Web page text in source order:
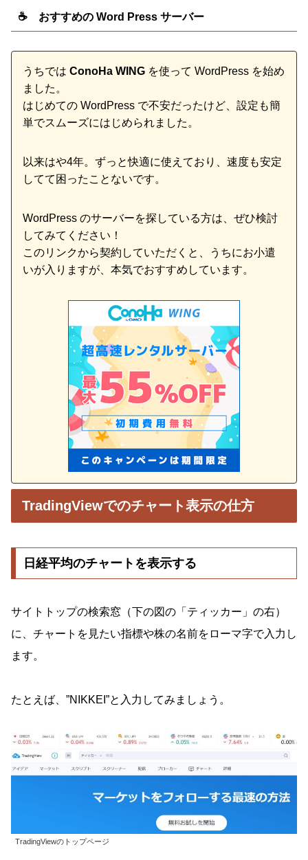
☕ おすすめの Word Press サーバー
うちでは ConoHa WING を使って WordPress を始め
ました。
はじめての WordPress で不安だったけど、設定も簡
単でスムーズにはじめられました。
以来はや4年。ずっと快適に使えており、速度も安定
してて困ったことないです。
WordPress のサーバーを探している方は、ぜひ検討
してみてください！
このリンクから契約していただくと、うちにお小遣
いが入りますが、本気でおすすめしています。
TradingViewでのチャート表示の仕方
日経平均のチャートを表示する
サイトトップの検索窓（下の図の「ティッカー」の右）
に、チャートを見たい指標や株の名前をローマ字で入力し
ます。
たとえば、”NIKKEI”と入力してみましょう。
TradingViewのトップページ